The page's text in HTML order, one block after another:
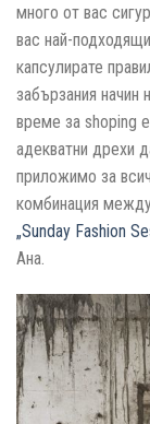
много от вас
вас най-
капсулирате
забързания
време за shoping
адекватни дрехи
приложимо за
комбинация
„Sunday Fashion
Ана.